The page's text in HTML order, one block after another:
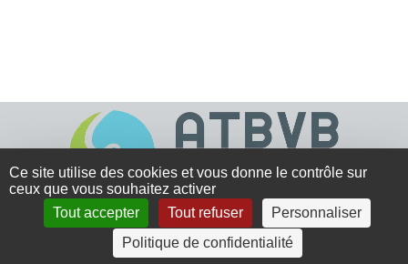
4 rue Crec’h-Ugen
Ce site utilise des cookies et vous donne le contrôle sur
ceux que vous souhaitez activer
Tout accepter
Tout refuser
Personnaliser
Politique de confidentialité